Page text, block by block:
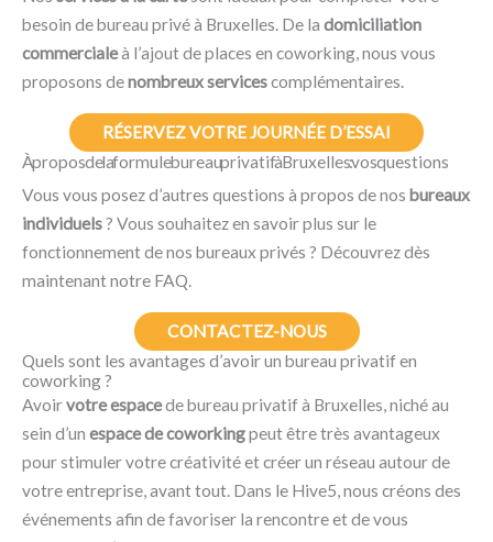
besoin de bureau privé à Bruxelles. De la domiciliation
commercialeà l’ajout de places en coworking, nous vous
proposons denombreux servicescomplémentaires.
RÉSERVEZ VOTRE JOURNÉE D’ESSAI
À propos de la formule bureau privatif à Bruxelles : vos questions
Vous vous posez d’autres questions à propos de nos bureaux
individuels? Vous souhaitez en savoir plus sur le
fonctionnement de nos bureaux privés ? Découvrez dès
maintenant notre FAQ.
CONTACTEZ-NOUS
Quels sont les avantages d’avoir un bureau privatif en
coworking ?
Avoirvotre espacede bureau privatif à Bruxelles, niché au
sein d’un espace de coworkingpeut être très avantageux
pour stimuler votre créativité et créer un réseau autour de
votre entreprise, avant tout. Dans le Hive5, nous créons des
événements afin de favoriser la rencontre et de vous